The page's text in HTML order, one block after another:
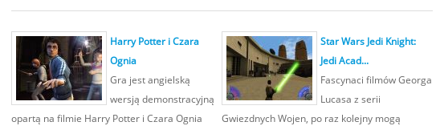
Harry Potter i Czara
Ognia
Gra jest angielską
wersją demonstracyjną
opartą na filmie Harry Potter i Czara Ognia
Star Wars Jedi Knight:
Jedi Acad...
Fascynaci filmów Georga
Lucasa z serii
Gwiezdnych Wojen, po raz kolejny mogą